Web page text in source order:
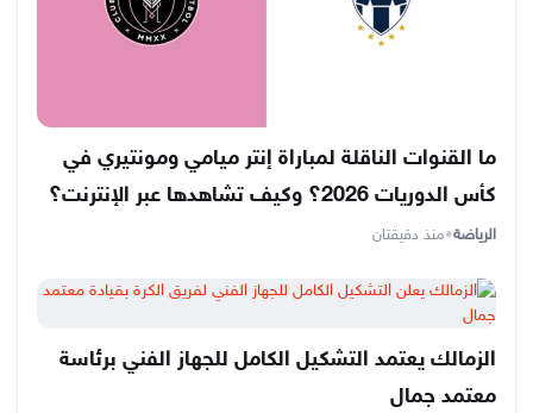
ما القنوات الناقلة لمباراة إنتر ميامي ومونتيري في
كأس الدوريات 2026؟ وكيف تشاهدها عبر الإنترنت؟
الرياضة•منذ دقيقتان
الزمالك يعتمد التشكيل الكامل للجهاز الفني برئاسة
معتمد جمال